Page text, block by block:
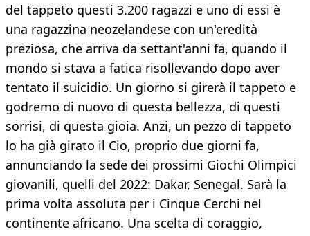
del tappeto questi 3.200 ragazzi e uno di essi è
una ragazzina neozelandese con un'eredità
preziosa, che arriva da settant'anni fa, quando il
mondo si stava a fatica risollevando dopo aver
tentato il suicidio. Un giorno si girerà il tappeto e
godremo di nuovo di questa bellezza, di questi
sorrisi, di questa gioia. Anzi, un pezzo di tappeto
lo ha già girato il Cio, proprio due giorni fa,
annunciando la sede dei prossimi Giochi Olimpici
giovanili, quelli del 2022: Dakar, Senegal. Sarà la
prima volta assoluta per i Cinque Cerchi nel
continente africano. Una scelta di coraggio,